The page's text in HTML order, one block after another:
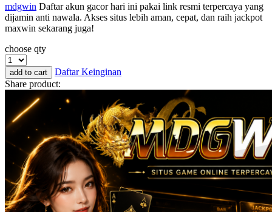
Pigeon
Playgro
Puma
Pureats
Real Shades
Red Castle
Ribbon Madness
mdgwin Daftar akun gacor hari ini pakai link resmi terpercaya yang
dijamin anti nawala. Akses situs lebih aman, cepat, dan raih jackpot
maxwin sekarang juga!
choose qty
add to cart
Daftar Keinginan
Share product: